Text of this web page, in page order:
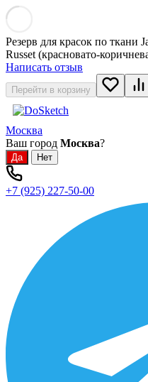
Резерв для красок по ткани
Russet (красновато-
Написать отзыв
Перейти в корзину
Москва
Ваш город Москва?
+7 (925) 227-50-00